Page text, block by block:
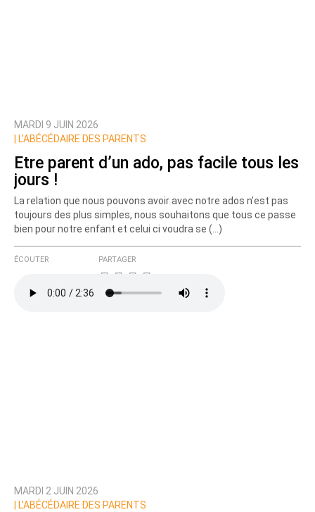
MARDI 9 JUIN 2026
L’ABÉCÉDAIRE DES PARENTS
Etre parent d’un ado, pas facile tous les
jours !
La relation que nous pouvons avoir avec notre ados n’est pas
toujours des plus simples, nous souhaitons que tous ce passe
bien pour notre enfant et celui ci voudra se (…)
ÉCOUTER PARTAGER
MARDI 2 JUIN 2026
L’ABÉCÉDAIRE DES PARENTS